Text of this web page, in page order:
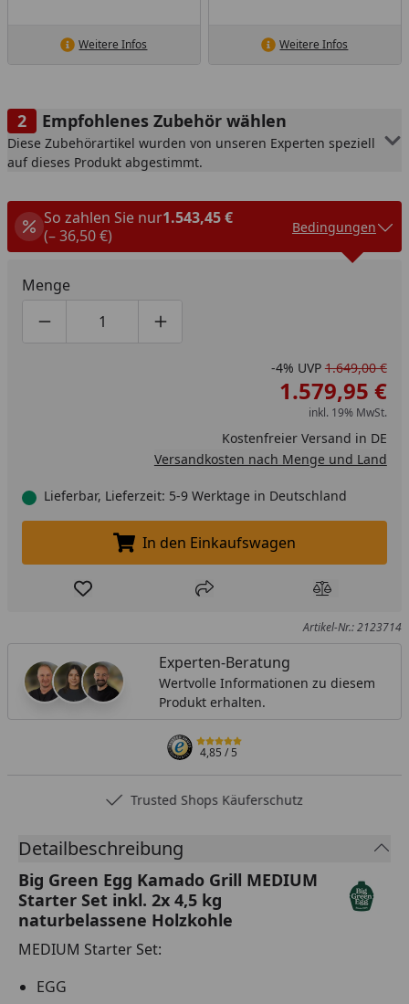
Weitere Infos Weitere Infos
Empfohlenes Zubehör wählen
Diese Zubehörartikel wurden von unseren Experten speziell
auf dieses Produkt abgestimmt.
So zahlen Sie nur1.543,45 €
(– 36,50 €)
Bedingungen
Menge
Produktmenge um eins verringern
Produktmenge manuell eingeben
Produktmenge um eins erhöhen
-4% UVP 1.649,00 €
1.579,95 €
inkl. 19% MwSt.
Kostenfreier Versand in DE
Versandkosten nach Menge und Land
Lieferbar, Lieferzeit: 5-9 Werktage in Deutschland
In den Einkaufswagen legen
In den Einkaufswagen
Produkt zur Wunschliste hinzufügen
Teilen Produkt
Artikel-Nr.: 2123714
Experten-Beratung
Wertvolle Informationen zu diesem
Produkt erhalten.
4,85/ 5
Trusted Shops Käuferschutz
Detailbeschreibung
Big Green Egg Kamado Grill MEDIUM
Starter Set inkl. 2x 4,5 kg
naturbelassene Holzkohle
MEDIUM Starter Set:
EGG